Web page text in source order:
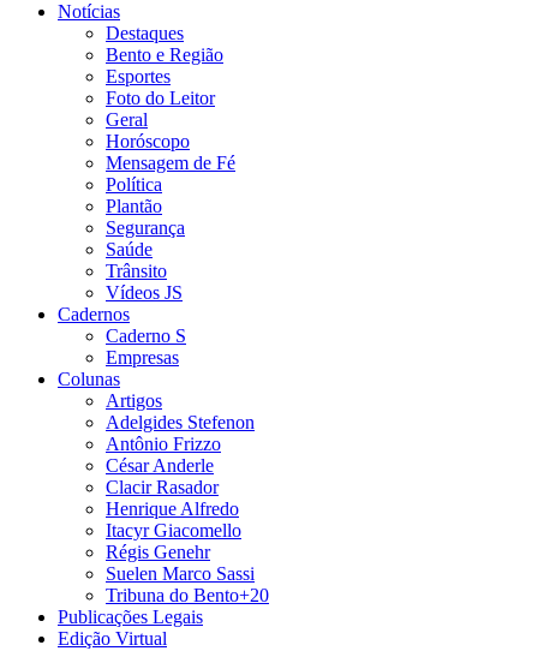
Notícias
Destaques
Bento e Região
Esportes
Foto do Leitor
Geral
Horóscopo
Mensagem de Fé
Política
Plantão
Segurança
Saúde
Trânsito
Vídeos JS
Cadernos
Caderno S
Empresas
Colunas
Artigos
Adelgides Stefenon
Antônio Frizzo
César Anderle
Clacir Rasador
Henrique Alfredo
Itacyr Giacomello
Régis Genehr
Suelen Marco Sassi
Tribuna do Bento+20
Publicações Legais
Edição Virtual